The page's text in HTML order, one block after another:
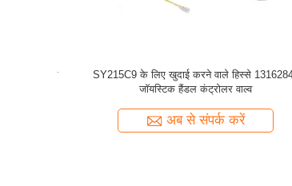
खुदाई हाइड्रोलिक पंप कवासकी संभालते हैं
अब से संपर्क करें